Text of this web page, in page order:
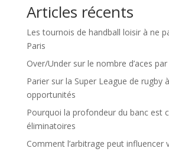
Articles récents
Les tournois de handball loisir à ne
Paris
Over/Under sur le nombre d’aces
Parier sur la Super League de rugby
opportunités
Pourquoi la profondeur du banc est
éliminatoires
Comment l’arbitrage peut influencer